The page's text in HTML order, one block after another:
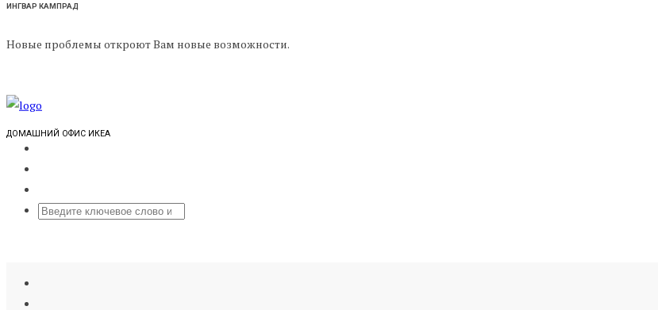
ИНГВАР КАМПРАД
Новые проблемы откроют Вам новые возможности.
ДОМАШНИЙ ОФИС ИКЕА